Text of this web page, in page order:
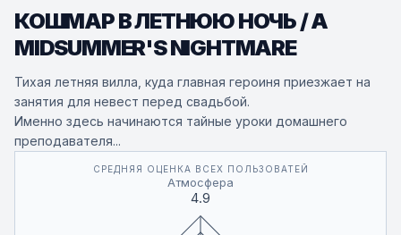
КОШМАР В ЛЕТНЮЮ НОЧЬ / A
MIDSUMMER'S NIGHTMARE
Тихая летняя вилла, куда главная героиня приезжает на
занятия для невест перед свадьбой.
Именно здесь начинаются тайные уроки домашнего
преподавателя...
СРЕДНЯЯ ОЦЕНКА ВСЕХ ПОЛЬЗОВАТЕЙ
4.9
Атмосфера